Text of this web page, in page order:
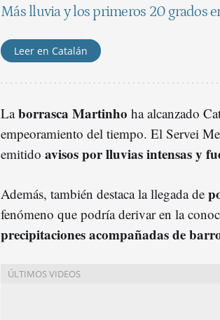
Más lluvia y los primeros 20 grados
Leer en Catalán
Laborrasca Martinho ha alcanzado
empeoramiento del tiempo. El Servei
emitido avisos por lluvias intensas y
Además, también destaca la llegada de
fenómeno que podría derivar en la
precipitaciones acompañadas de